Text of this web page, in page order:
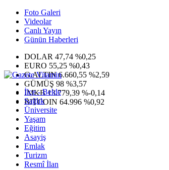
Foto Galeri
Videolar
Canlı Yayın
Günün Haberleri
DOLAR 47,74 %0,25
EURO 55,25 %0,43
G.ALTIN6.660,55 %2,59
GÜMÜŞ 98 %3,57
IMKB13.779,39 %-0,14
BITCOIN 64.996 %0,92
İlçe - Belde
Sağlık
Üniversite
Yaşam
Eğitim
Asayiş
Emlak
Turizm
Resmî İlan